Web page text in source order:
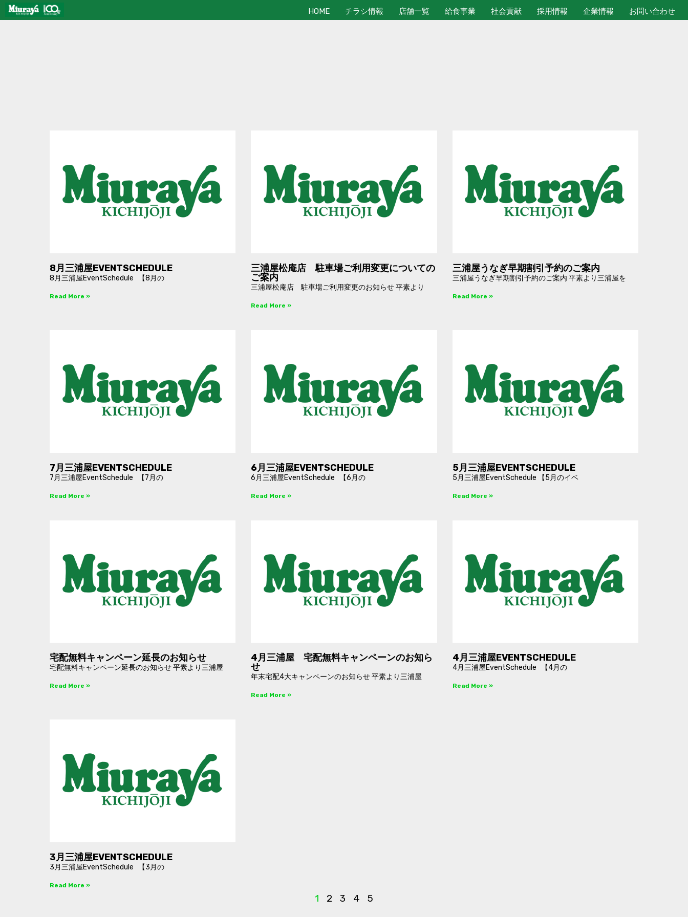
HOME チラシ情報 店舗一覧 給食事業 社会貢献 採用情報 企業情報 お問い合わせ
8月三浦屋EVENTSCHEDULE
8月三浦屋EventSchedule 【8月の
Read More »
三浦屋松庵店 駐車場ご利用変更についての
ご案内
三浦屋松庵店 駐車場ご利用変更のお知らせ 平素より
Read More »
三浦屋うなぎ早期割引予約のご案内
三浦屋うなぎ早期割引予約のご案内 平素より三浦屋を
Read More »
7月三浦屋EVENTSCHEDULE
7月三浦屋EventSchedule 【7月の
Read More »
6月三浦屋EVENTSCHEDULE
6月三浦屋EventSchedule 【6月の
Read More »
5月三浦屋EVENTSCHEDULE
5月三浦屋EventSchedule 【5月のイベ
Read More »
宅配無料キャンペーン延長のお知らせ
宅配無料キャンペーン延長のお知らせ 平素より三浦屋
Read More »
4月三浦屋 宅配無料キャンペーンのお知ら
せ
年末宅配4大キャンペーンのお知らせ 平素より三浦屋
Read More »
4月三浦屋EVENTSCHEDULE
4月三浦屋EventSchedule 【4月の
Read More »
3月三浦屋EVENTSCHEDULE
3月三浦屋EventSchedule 【3月の
Read More »
1 2 3 4 5